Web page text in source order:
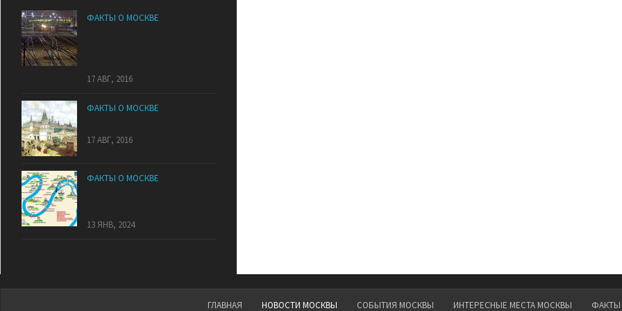
ФАКТЫ О МОСКВЕ
17 АВГ, 2016
ФАКТЫ О МОСКВЕ
17 АВГ, 2016
ФАКТЫ О МОСКВЕ
13 ЯНВ, 2024
ГЛАВНАЯ НОВОСТИ МОСКВЫ СОБЫТИЯ МОСКВЫ ИНТЕРЕСНЫЕ МЕСТА МОСКВЫ ФАКТЫ